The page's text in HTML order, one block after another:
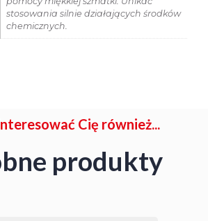
stosowania silnie działających środków
chemicznych.
Cię również...
produkty